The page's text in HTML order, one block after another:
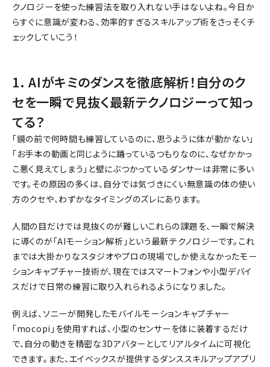
クノロジーを使った練習法を取り入れない手はないよね。今日か
らすぐに意識が変わる、効率的すぎるスキルアップ術をさっそくチ
ェックしていこう！
1. AIがキミのダンスを徹底解析！自分のク
セを一瞬で見抜く最新テクノロジーって知っ
てる？
「鏡の前で何時間も練習しているのに、思うように体が動かない」
「お手本の動画と同じように踊っているつもりなのに、なぜかかっ
こ悪く見えてしまう」と壁にぶつかっているダンサーは非常に多い
です。その原因の多くは、自分では気づきにくい無意識の体の使い
方のクセや、わずかなタイミングのズレにあります。
人間の目だけでは見抜くのが難しいこれらの課題を、一瞬で解決
に導くのが「AIモーション解析」という最新テクノロジーです。これ
までは大掛かりなスタジオやプロの現場でしか使えなかったモー
ションキャプチャー技術が、現在ではスマートフォンや小型デバイ
スだけで日常の練習に取り入れられるようになりました。
例えば、ソニーが開発したモバイルモーションキャプチャー
「mocopi」を使用すれば、小型のセンサーを体に装着するだけ
で、自分の動きを精密な3Dアバターとしてリアルタイムに可視化
できます。また、エイベックスが提供するダンススキルアップアプリ